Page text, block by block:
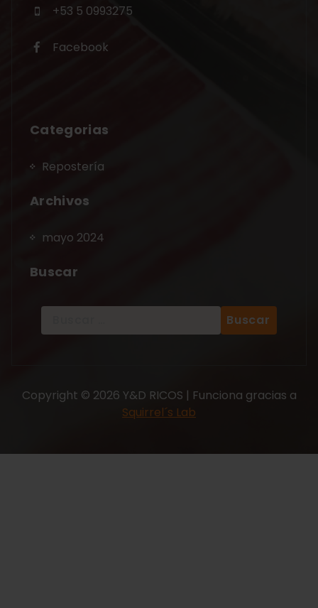
+53 5 0993275
Facebook
Categorias
Repostería
Archivos
mayo 2024
Buscar
Copyright © 2026 Y&D RICOS | Funciona gracias a
Squirrel´s Lab